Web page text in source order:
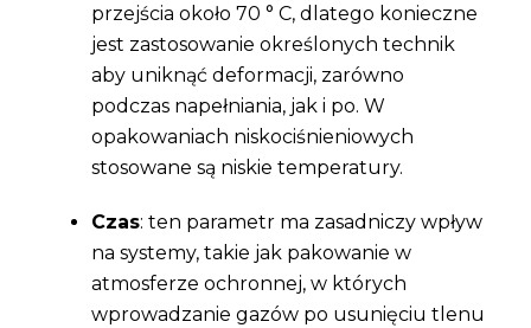
przejścia około 70 ° C, dlatego konieczne
jest zastosowanie określonych technik
aby uniknąć deformacji, zarówno
podczas napełniania, jak i po. W
opakowaniach niskociśnieniowych
stosowane są niskie temperatury.
Czas: ten parametr ma zasadniczy wpływ
na systemy, takie jak pakowanie w
atmosferze ochronnej, w których
wprowadzanie gazów po usunięciu tlenu